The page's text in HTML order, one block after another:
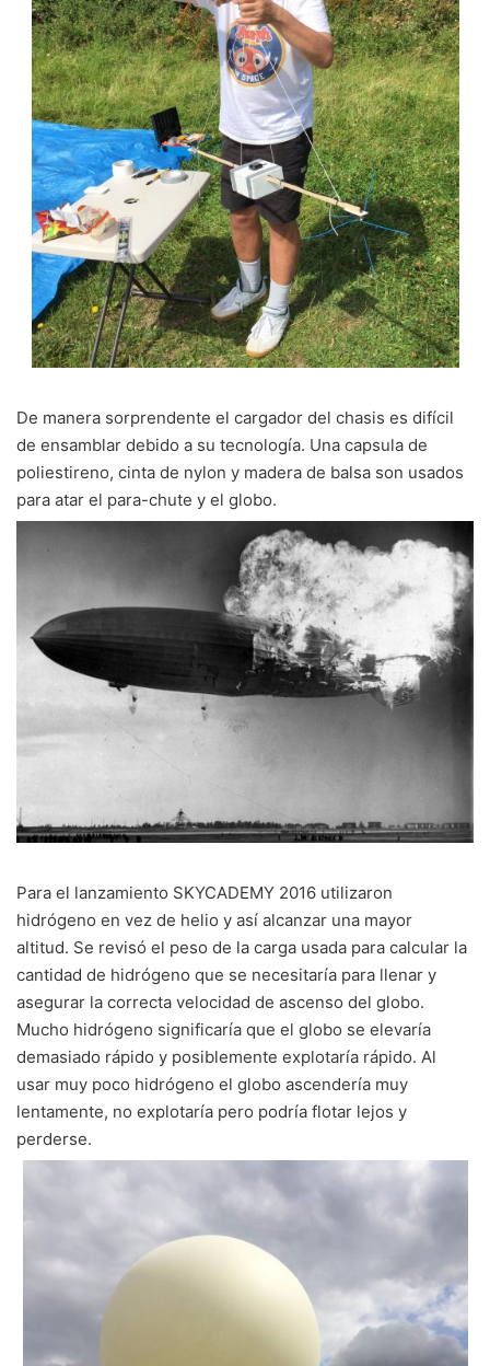
De manera sorprendente el cargador del chasis es difícil
de ensamblar debido a su tecnología. Una capsula de
poliestireno, cinta de nylon y madera de balsa son usados
para atar el para-chute y el globo.
Para el lanzamiento SKYCADEMY 2016 utilizaron
hidrógeno en vez de helio y así alcanzar una mayor
altitud. Se revisó el peso de la carga usada para calcular la
cantidad de hidrógeno que se necesitaría para llenar y
asegurar la correcta velocidad de ascenso del globo.
Mucho hidrógeno significaría que el globo se elevaría
demasiado rápido y posiblemente explotaría rápido. Al
usar muy poco hidrógeno el globo ascendería muy
lentamente, no explotaría pero podría flotar lejos y
perderse.